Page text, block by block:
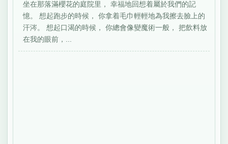
坐在那落滿櫻花的庭院里， 幸福地回想着屬於我們的記
憶。 想起跑步的時候， 你拿着毛巾輕輕地為我擦去臉上的
汗涔。 想起口渴的時候， 你總會像變魔術一般， 把飲料放
在我的眼前，...